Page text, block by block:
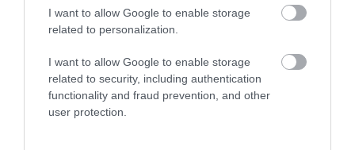
I want to allow Google to enable storage
related to personalization.
I want to allow Google to enable storage
related to security, including authentication
functionality and fraud prevention, and other
user protection.
A Lamborghini Urus
utódja már teljesen
elektromos lesz
Autóshír Elektromos
Személyauto| Címkék:autós hírek,electric,elektromos autó
Lamborghini
Urus